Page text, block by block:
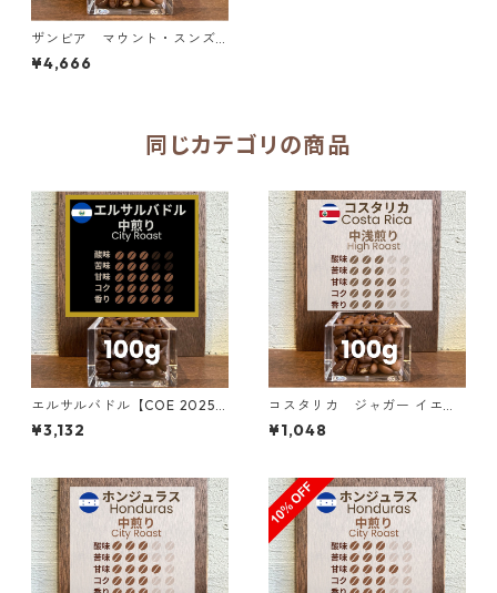
ザンビア マウント・スンズ
農園 AA+ スターマヤ＆マルセ
レサ 500g（100g単価の2
¥4,666
同じカテゴリの商品
エルサルバドル【COE 2025 8
位】ロス・ナランホス農園 ナ
チュラル・アナエロビック100
¥3,132
コスタリカ ジャガー イエロ
¥1,048